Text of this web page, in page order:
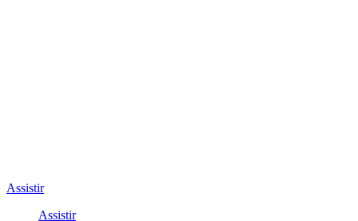
Assistir
Assistir